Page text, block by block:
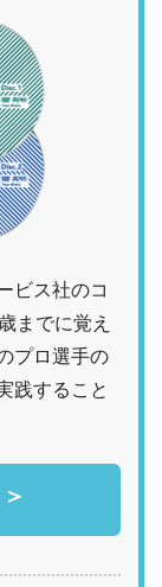
ビス社のコ
までに覚え
プロ選手の
践すること